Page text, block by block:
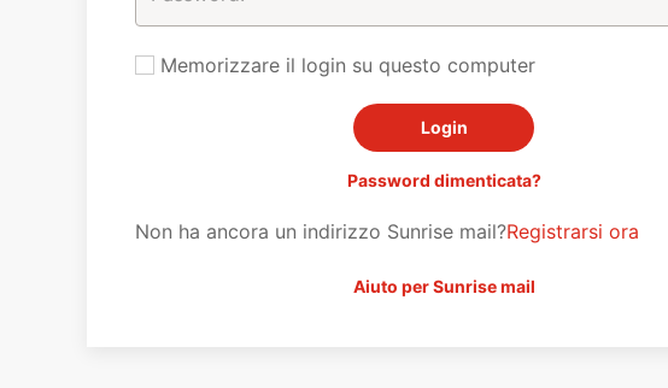
Memorizzare il login su questo computer
Password dimenticata?
Non ha ancora un indirizzo Sunrise mail?Registrarsi ora
Aiuto per Sunrise mail